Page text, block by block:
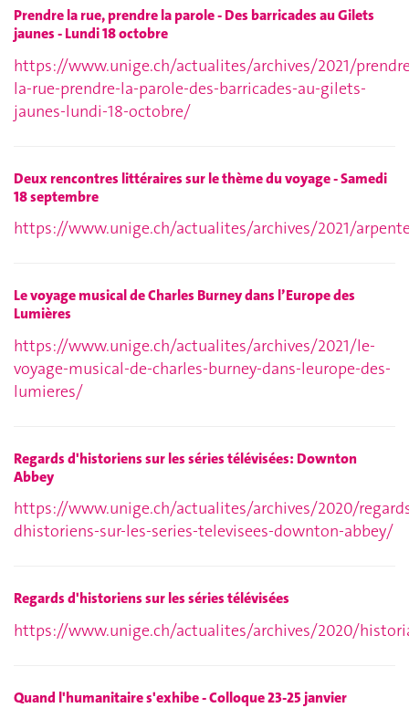
Prendre la rue, prendre la parole - Des barricades au Gilets
jaunes - Lundi 18 octobre
https://www.unige.ch/actualites/archives/2021/
la-rue-prendre-la-parole-des-barricades-au-gilets-
jaunes-lundi-18-octobre/
Deux rencontres littéraires sur le thème du voyage - Samedi
18 septembre
https://www.unige.ch/actualites/archives/2021/
Le voyage musical de Charles Burney dans l’Europe des
Lumières
https://www.unige.ch/actualites/archives/2021/le-
voyage-musical-de-charles-burney-dans-leurope-des-
lumieres/
Regards d'historiens sur les séries télévisées: Downton
Abbey
https://www.unige.ch/actualites/archives/2020/
dhistoriens-sur-les-series-televisees-downton-abbey/
Regards d'historiens sur les séries télévisées
https://www.unige.ch/actualites/archives/2020/
Quand l'humanitaire s'exhibe - Colloque 23-25 janvier